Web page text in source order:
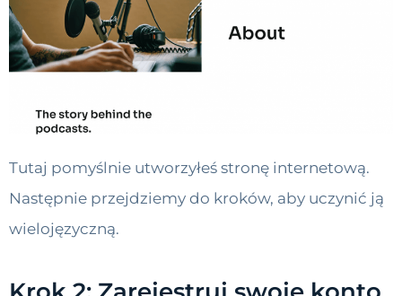
Tutaj pomyślnie utworzyłeś stronę internetową.
Następnie przejdziemy do kroków, aby uczynić ją
wielojęzyczną.